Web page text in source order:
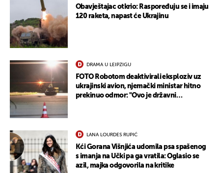
Obavještajac otkrio: Raspoređuju se i imaju
120 raketa, napast će Ukrajinu
DRAMA U LEIPZIGU
FOTO Robotom deaktivirali eksploziv uz
ukrajinski avion, njemački ministar hitno
prekinuo odmor: "Ovo je državni
LANA LOURDES RUPIĆ
Kći Gorana Višnjića udomila psa spašenog
s imanja na Učki pa ga vratila: Oglasio se
azil, majka odgovorila na kritike